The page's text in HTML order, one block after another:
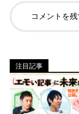
コメントを
注目記事